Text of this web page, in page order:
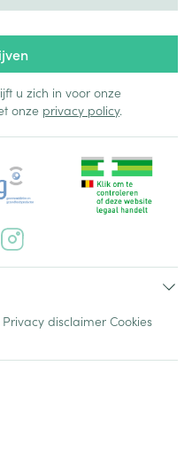
u zich in voor onze
onze privacy policy.
Privacy disclaimer Cookies